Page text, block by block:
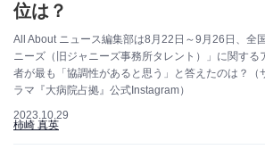
位は？
All About ニュース編集部は8月22日～9月26日、全
ニーズ（旧ジャニーズ事務所タレント）」に関する
者が最も「協調性があると思う」と答えたのは？（
ラマ『大病院占拠』公式Instagram）
2023.10.29
柿崎 真英